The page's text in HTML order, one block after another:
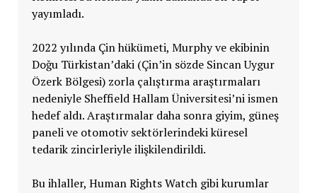
yayımladı.
2022 yılında Çin hükümeti, Murphy ve ekibinin
Doğu Türkistan’daki (Çin’in sözde Sincan Uygur
Özerk Bölgesi) zorla çalıştırma araştırmaları
nedeniyle Sheffield Hallam Üniversitesi’ni ismen
hedef aldı. Araştırmalar daha sonra giyim, güneş
paneli ve otomotiv sektörlerindeki küresel
tedarik zincirleriyle ilişkilendirildi.
Bu ihlaller, Human Rights Watch gibi kurumlar